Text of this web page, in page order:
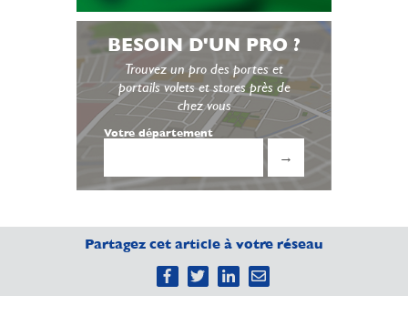
BESOIN D'UN PRO ?
Trouvez un pro des portes et
portails volets et stores près de
chez vous
Votre département
→
Partagez cet article à votre réseau